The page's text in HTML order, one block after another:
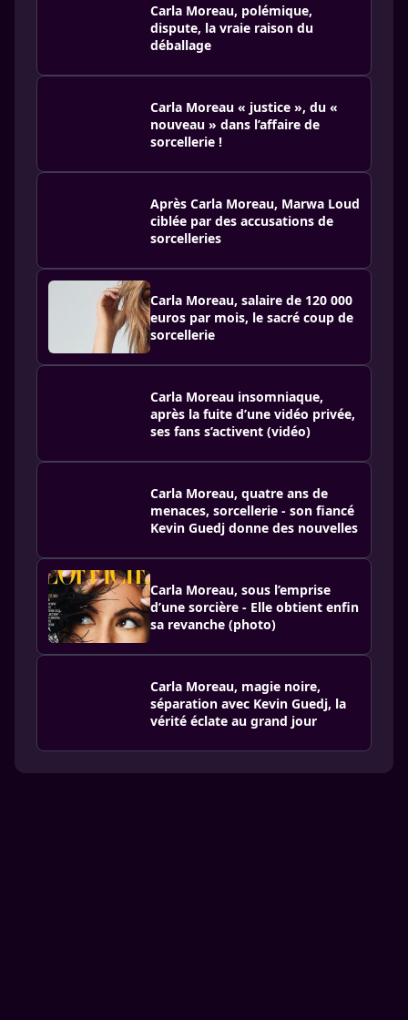
Carla Moreau, polémique,
dispute, la vraie raison du
déballage
Carla Moreau « justice », du «
nouveau » dans l’affaire de
sorcellerie !
Après Carla Moreau, Marwa Loud
ciblée par des accusations de
sorcelleries
Carla Moreau, salaire de 120 000
euros par mois, le sacré coup de
sorcellerie
Carla Moreau insomniaque,
après la fuite d’une vidéo privée,
ses fans s’activent (vidéo)
Carla Moreau, quatre ans de
menaces, sorcellerie - son fiancé
Kevin Guedj donne des nouvelles
Carla Moreau, sous l’emprise
d’une sorcière - Elle obtient enfin
sa revanche (photo)
Carla Moreau, magie noire,
séparation avec Kevin Guedj, la
vérité éclate au grand jour